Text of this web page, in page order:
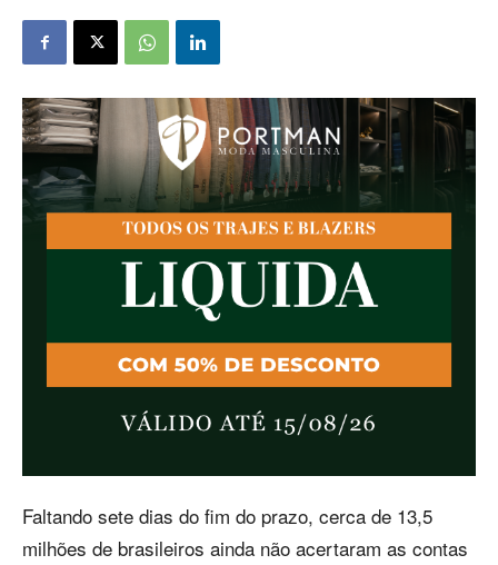
Faltando sete dias do fim do prazo, cerca de 13,5
milhões de brasileiros ainda não acertaram as contas